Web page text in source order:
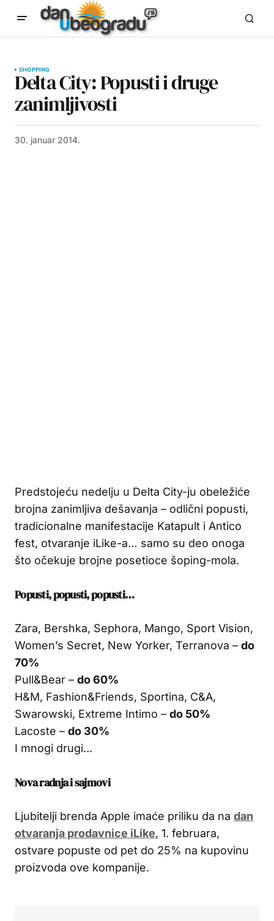
SHOPPING
Delta City: Popusti i druge
zanimljivosti
30. januar 2014.
Predstojeću nedelju u Delta City-ju obeležiće
brojna zanimljiva dešavanja – odlični popusti,
tradicionalne manifestacije Katapult i Antico
fest, otvaranje iLike-a… samo su deo onoga
što očekuje brojne posetioce šoping-mola.
Popusti, popusti, popusti…
Zara, Bershka, Sephora, Mango, Sport Vision,
Women’s Secret, New Yorker, Terranova – do
70%
Pull&Bear – do 60%
H&M, Fashion&Friends, Sportina, C&A,
Swarowski, Extreme Intimo – do 50%
Lacoste – do 30%
I mnogi drugi…
Nova radnja i sajmovi
Ljubitelji brenda Apple imaće priliku da na dan
otvaranja prodavnice iLike, 1. februara,
ostvare popuste od pet do 25% na kupovinu
proizvoda ove kompanije.